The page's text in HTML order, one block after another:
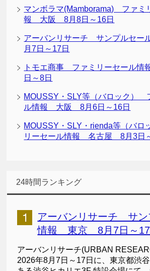
マンボラマ(Mamborama) ファミ
報 大阪 8月8日～16日
アーバンリサーチ サンプルセ
月7日～17日
トモエ商事 ファミリーセール
日～8日
MOUSSY・SLY等（バロック）
ル情報 大阪 8月6日～16日
MOUSSY・SLY・rienda等（バロ
リーセール情報 名古屋 8月3日
24時間ランキング
アーバンリサーチ サン
情報 東京 8月7日～17
アーバンリサーチ(URBAN
2026年8月7日～17日に、東京都渋